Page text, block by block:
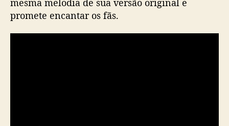
a
mesma melodia de sua versão original e
promete encantar os fãs.